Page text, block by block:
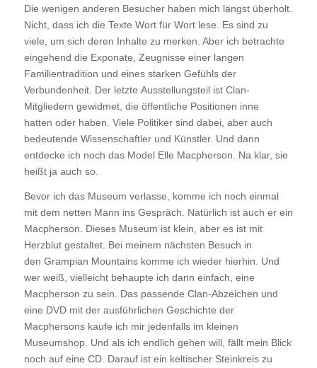
Die wenigen anderen Besucher haben mich längst überholt.
Nicht, dass ich die Texte Wort für Wort lese. Es sind zu
viele, um sich deren Inhalte zu merken. Aber ich betrachte
eingehend die Exponate, Zeugnisse einer langen
Familientradition und eines starken Gefühls der
Verbundenheit. Der letzte Ausstellungsteil ist Clan-
Mitgliedern gewidmet, die öffentliche Positionen inne
hatten oder haben. Viele Politiker sind dabei, aber auch
bedeutende Wissenschaftler und Künstler. Und dann
entdecke ich noch das Model Elle Macpherson. Na klar, sie
heißt ja auch so.
Bevor ich das Museum verlasse, komme ich noch einmal
mit dem netten Mann ins Gespräch. Natürlich ist auch er ein
Macpherson. Dieses Museum ist klein, aber es ist mit
Herzblut gestaltet. Bei meinem nächsten Besuch in
den Grampian Mountains komme ich wieder hierhin. Und
wer weiß, vielleicht behaupte ich dann einfach, eine
Macpherson zu sein. Das passende Clan-Abzeichen und
eine DVD mit der ausführlichen Geschichte der
Macphersons kaufe ich mir jedenfalls im kleinen
Museumshop. Und als ich endlich gehen will, fällt mein Blick
noch auf eine CD. Darauf ist ein keltischer Steinkreis zu